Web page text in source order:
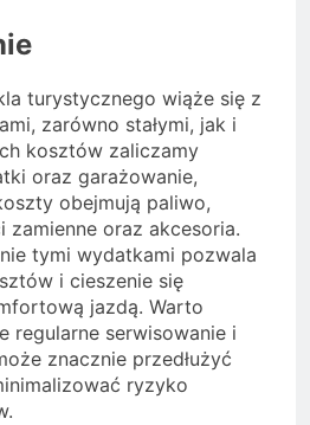
turystycznego wiąże się z
zarówno stałymi, jak i
kosztów zaliczamy
oraz garażowanie,
obejmują paliwo,
zamienne oraz akcesoria.
tymi wydatkami pozwala
i cieszenie się
jazdą. Warto
regularne serwisowanie i
znacznie przedłużyć
ryzyko